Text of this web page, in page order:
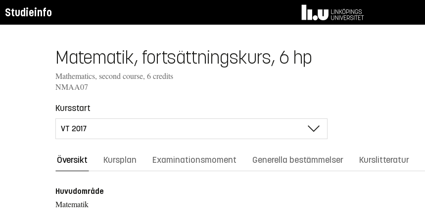
Studieinfo
Matematik, fortsättningskurs, 6 hp
Mathematics, second course, 6 credits
NMAA07
Kursstart
Översikt Kursplan Examinationsmoment Generella bestämmelser Kurslitteratur
Huvudområde
Matematik